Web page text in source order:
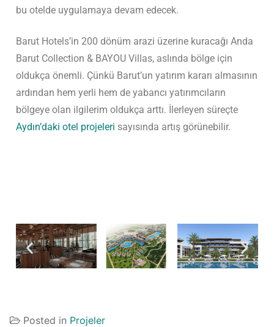
bu otelde uygulamaya devam edecek.
Barut Hotels’in 200 dönüm arazi üzerine kuracağı Anda
Barut Collection & BAYOU Villas, aslında bölge için
oldukça önemli. Çünkü Barut’un yatırım kararı almasının
ardından hem yerli hem de yabancı yatırımcıların
bölgeye olan ilgilerim oldukça arttı. İlerleyen süreçte
Aydın’daki otel projeleri sayısında artış görünebilir.
Posted in Projeler